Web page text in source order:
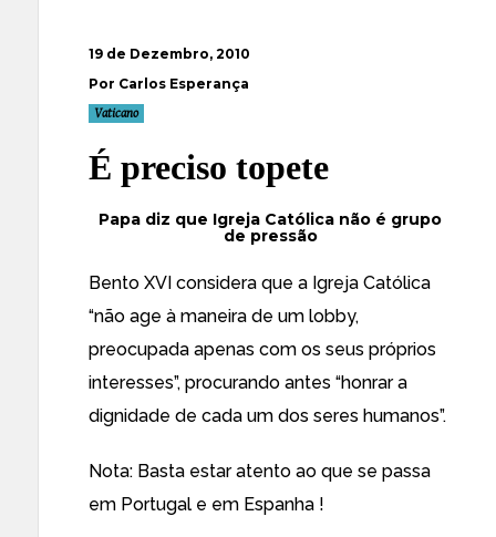
19 de Dezembro, 2010
Por Carlos Esperança
Vaticano
É preciso topete
Papa diz que Igreja Católica não é grupo
de pressão
Bento XVI considera que a Igreja Católica
“não age à maneira de um lobby,
preocupada apenas com os seus próprios
interesses”, procurando antes “honrar a
dignidade de cada um dos seres humanos”.
Nota: Basta estar atento ao que se passa
em Portugal e em Espanha !